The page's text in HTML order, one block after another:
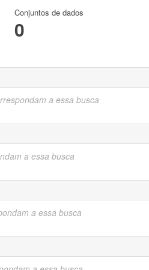
Conjuntos de dados
0
a essa busca
a essa busca
a essa busca